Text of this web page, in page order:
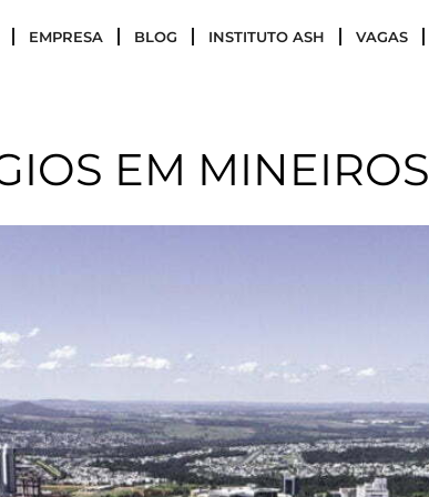
EMPRESA BLOG INSTITUTO ASH VAGAS
EM MINEIROS